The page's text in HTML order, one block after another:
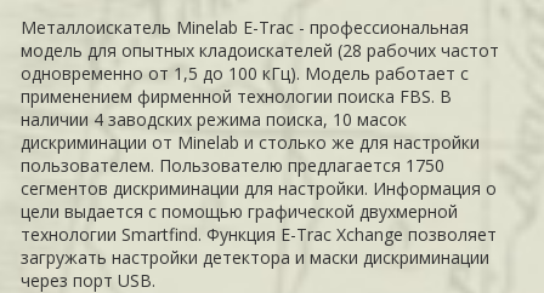
Металлоискатель Minelab E-Trac - профессиональная
модель для опытных кладоискателей (28 рабочих частот
одновременно от 1,5 до 100 кГц). Модель работает с
применением фирменной технологии поиска FBS. В
наличии 4 заводских режима поиска, 10 масок
дискриминации от Minelab и столько же для настройки
пользователем. Пользователю предлагается 1750
сегментов дискриминации для настройки. Информация о
цели выдается с помощью графической двухмерной
технологии Smartfind. Функция E-Trac Xchange позволяет
загружать настройки детектора и маски дискриминации
через порт USB.